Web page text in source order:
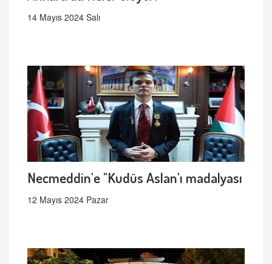
14 Mayıs 2024 Salı
Necmeddin'e "Kudüs Aslan'ı madalyası
12 Mayıs 2024 Pazar